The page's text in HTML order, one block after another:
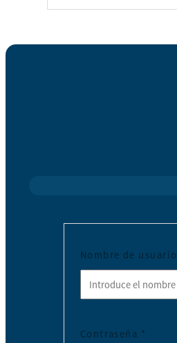
Nombre de usuario
Contraseña *